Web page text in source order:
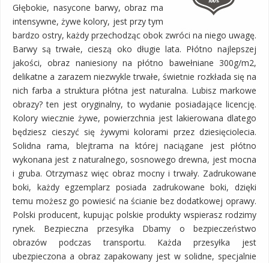
Głębokie, nasycone barwy, obraz ma
intensywne, żywe kolory, jest przy tym
bardzo ostry, każdy przechodząc obok zwróci na niego uwagę.
Barwy są trwałe, cieszą oko długie lata. Płótno najlepszej
jakości, obraz naniesiony na płótno bawełniane 300g/m2,
delikatne a zarazem niezwykle trwałe, świetnie rozkłada się na
nich farba a struktura płótna jest naturalna. Lubisz markowe
obrazy? ten jest oryginalny, to wydanie posiadające licencję.
Kolory wiecznie żywe, powierzchnia jest lakierowana dlatego
będziesz cieszyć się żywymi kolorami przez dziesięciolecia.
Solidna rama, blejtrama na której naciągane jest płótno
wykonana jest z naturalnego, sosnowego drewna, jest mocna
i gruba. Otrzymasz więc obraz mocny i trwały. Zadrukowane
boki, każdy egzemplarz posiada zadrukowane boki, dzięki
temu możesz go powiesić na ścianie bez dodatkowej oprawy.
Polski producent, kupując polskie produkty wspierasz rodzimy
rynek. Bezpieczna przesyłka Dbamy o bezpieczeństwo
obrazów podczas transportu. Każda przesyłka jest
ubezpieczona a obraz zapakowany jest w solidne, specjalnie